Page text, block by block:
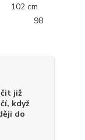
102 cm
98
již
když
do